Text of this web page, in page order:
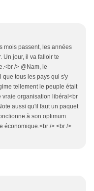
mois passent, les années
Un jour, il va falloir te
/> @Nam, le
que tous les pays qui s'y
tellement le peuple était
vraie organisation libéral<br
aussi qu'il faut un paquet
à son optimum.
économique.<br /> <br />